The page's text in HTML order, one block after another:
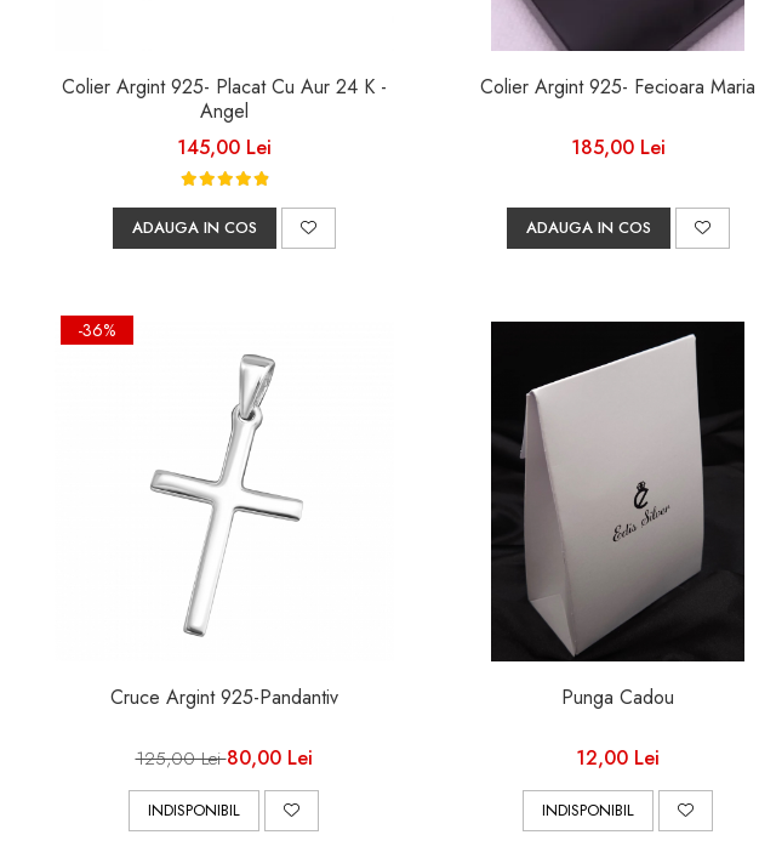
Colier Argint 925- Placat Cu Aur 24 K -
Angel
145,00 Lei
ADAUGA IN COS
Colier Argint 925- Fecioara Maria
185,00 Lei
ADAUGA IN COS
-36%
Cruce Argint 925-Pandantiv
125,00 Lei80,00 Lei
INDISPONIBIL
Punga Cadou
12,00 Lei
INDISPONIBIL